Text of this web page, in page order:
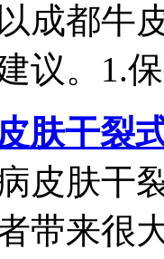
成都牛
议。1.
肤干裂
皮肤干
带来很